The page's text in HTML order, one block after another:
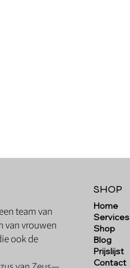
team van
van vrouwen
ook de
SHOP
Home
Services
Shop
Blog
Prijslijst
Contact